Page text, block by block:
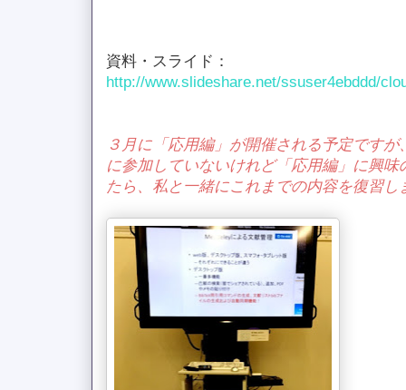
資料・スライド：
http://www.slideshare.net/ssuser4ebddd/
３月に「応用編」が開催される予定です
に参加していないけれど「応用編」に興
たら、私と一緒にこれまでの内容を復習し